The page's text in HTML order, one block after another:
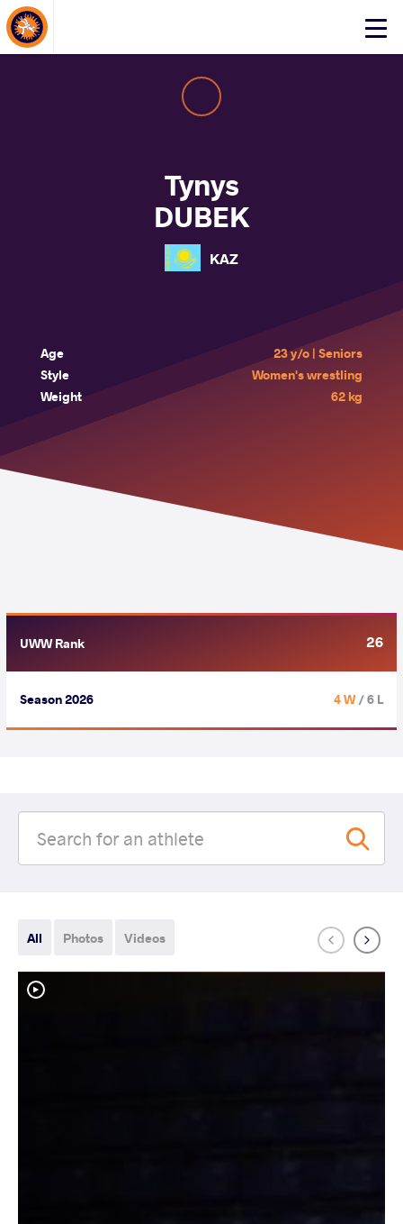
Click
About Events
Tynys
DUBEK
KAZ
Age
23 y/o | Seniors
Style
Women's wrestling
Weight
62 kg
UWW Rank 26
Season 2026 4 W/ 6 L
All Photos Videos